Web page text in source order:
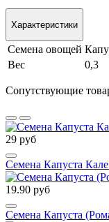
Характеристики
Семена овощей
Вес
0,3
Сопутствующие
29 руб
Семена Капуста
19.90 руб
Семена Капуста